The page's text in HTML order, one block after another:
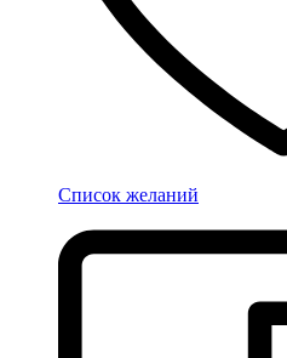
Список желаний